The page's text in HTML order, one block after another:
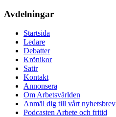
Avdelningar
Startsida
Ledare
Debatter
Krönikor
Satir
Kontakt
Annonsera
Om Arbetsvärlden
Anmäl dig till vårt nyhetsbrev
Podcasten Arbete och fritid